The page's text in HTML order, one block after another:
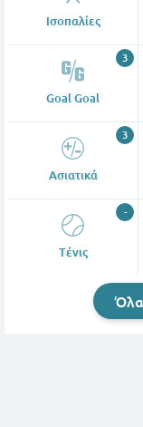
Ισοπαλίες
Goal Goal
3
Ασιατικά
3
Tένις
-